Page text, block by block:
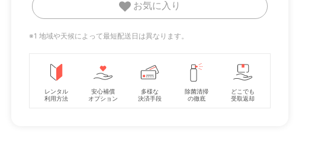
お気に入り
※1 地域や天候によって最短配送日は異なります。
レンタル
利用方法
安心補償
オプション
多様な
決済手段
除菌清掃
の徹底
どこでも
受取返却
ココネル エアープラ
(aprica) ミニサイズ/
〈ミニサイズ〉西川
固綿敷き布団 マット
レンタル
セピア ヤマサキ
ーサイズベビーベッド
レンタル